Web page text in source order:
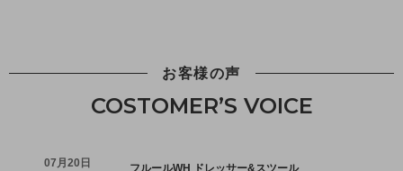
お客様の声
COSTOMER’S VOICE